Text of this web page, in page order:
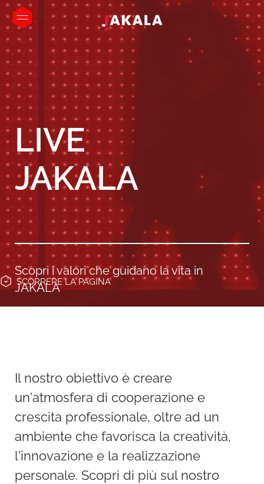
LIVE
JAKALA
Scopri i valori che guidano la vita in
JAKALA
SCORRERELA PAGINA
Il nostro obiettivo è creare
un'atmosfera di cooperazione e
crescita professionale, oltre ad un
ambiente che favorisca la creatività,
l'innovazione e la realizzazione
personale. Scopri di più sul nostro